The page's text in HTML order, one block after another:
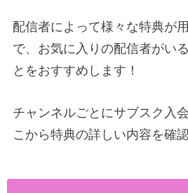
配信者によって様々な特典が
で、お気に入りの配信者がい
とをおすすめします！
チャンネルごとにサブスク入
こから特典の詳しい内容を確